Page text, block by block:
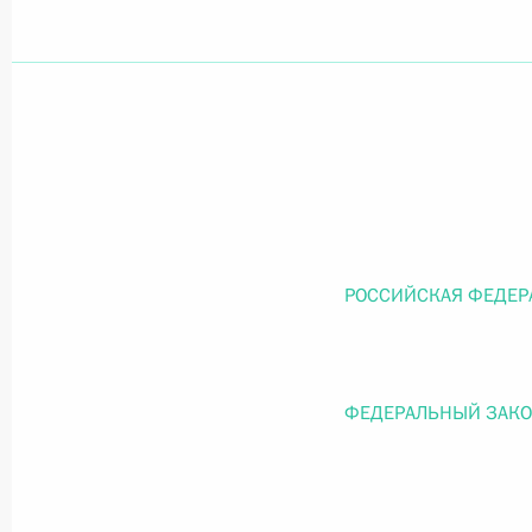
Федеральный закон от
РОССИЙСКАЯ
ФЕДЕРАЛЬНЫЙ